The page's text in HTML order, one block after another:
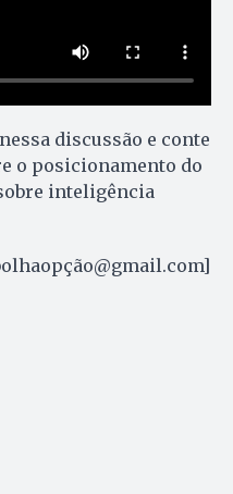
discussão e conte
o posicionamento do
inteligência